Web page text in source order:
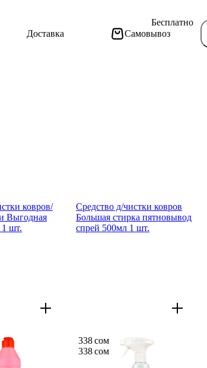
Доставка Самовывоз
Бесплатно
ковров/
Выгод­ная
1 шт.
Средство д/чистки ковров
Большая стирка пятно­вывод
спрей 500мл 1 шт.
338 сом
338 сом